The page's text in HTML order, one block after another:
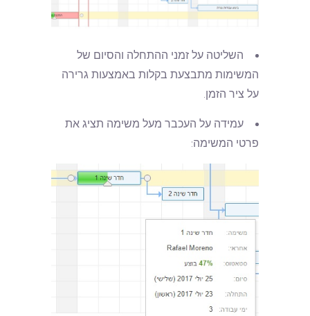
השליטה על זמני ההתחלה והסיום של
המשימות מתבצעת בקלות באמצעות גרירה
על ציר הזמן.
עמידה על העכבר מעל משימה תציג את
פרטי המשימה: